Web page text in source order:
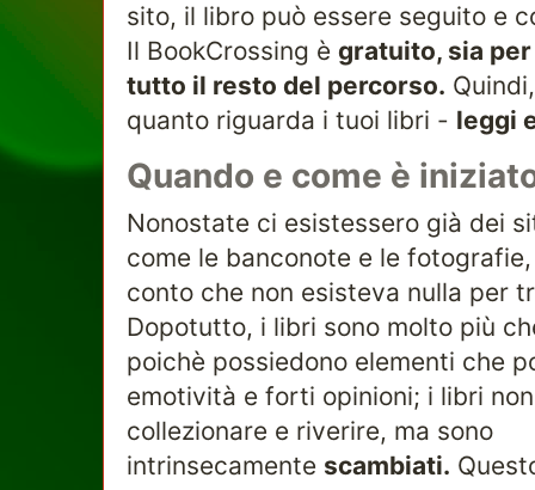
sito, il libro può essere seguito e
Il BookCrossing è gratuito, sia
tutto il resto del percorso.
quanto riguarda i tuoi libri - leggi
Quando e come è
Nonostate ci esistessero già dei
come le banconote e le
conto che non esisteva nulla per
Dopotutto, i libri sono molto più
poichè possiedono elementi che
emotività e forti opinioni; i libri
collezionare e riverire, ma sono
intrinsecamente scambiati.